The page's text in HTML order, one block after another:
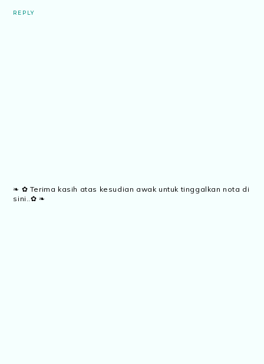
REPLY
❧ ✿ Terima kasih atas kesudian awak untuk tinggalkan nota di
sini..✿ ❧